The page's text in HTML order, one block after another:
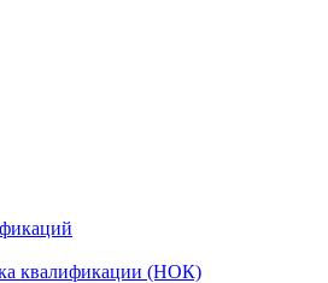
квалификации (НОК)